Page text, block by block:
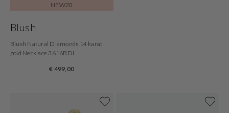
NEW20
Blush
Blush Natural Diamonds 14 karat
gold Necklace 3616BDI
€ 499,00